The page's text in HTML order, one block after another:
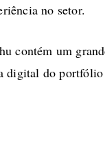
no setor.
contém um
digital do